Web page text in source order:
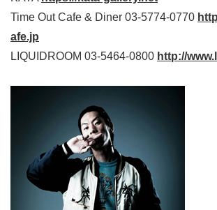
Time Out Cafe & Diner 03-5774-0770
afe.jp
LIQUIDROOM 03-5464-0800 http://